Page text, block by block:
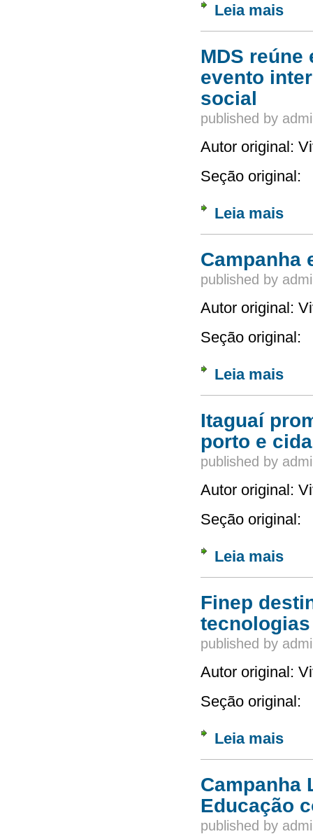
Leia mais
MDS
evento
social
published by
Autor original:
Seção original:
Leia mais
Campanha
published by
Autor original:
Seção original:
Leia mais
Itaguaí
porto e
published by
Autor original:
Seção original:
Leia mais
Finep
published by
Autor original:
Seção original:
Leia mais
Campanha
Educação
published by